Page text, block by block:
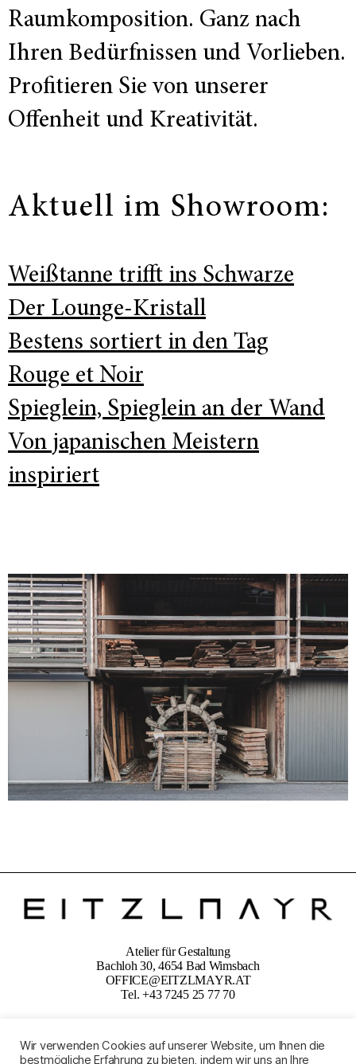
Raumkomposition. Ganz nach
Ihren Bedürfnissen und Vorlieben.
Profitieren Sie von unserer
Offenheit und Kreativität.
Aktuell im Showroom:
Weißtanne trifft ins Schwarze
Der Lounge-Kristall
Bestens sortiert in den Tag
Rouge et Noir
Spieglein, Spieglein an der Wand
Von japanischen Meistern
inspiriert
Atelier für Gestaltung
Bachloh 30, 4654 Bad Wimsbach
OFFICE@EITZLMAYR.AT
Tel. +43 7245 25 77 70
Wir verwenden Cookies auf unserer Website, um Ihnen die
bestmögliche Erfahrung zu bieten, indem wir uns an Ihre